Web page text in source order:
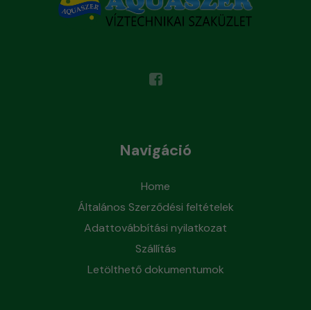
Navigáció
Home
Általános Szerződési feltételek
Adattovábbítási nyilatkozat
Szállítás
Letölthető dokumentumok